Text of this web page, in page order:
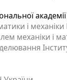
і
механіки і